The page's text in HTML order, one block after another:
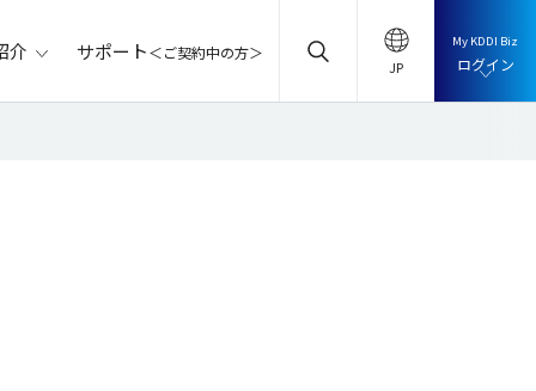
介 サポート＜ご契約中の方＞
My KDDI Biz
ログイン